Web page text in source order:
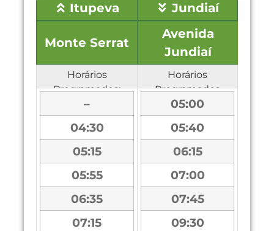
Itupeva Jundiaí
Monte Serrat
Avenida
Jundiaí
Horários
Programados:
Horários
Programados
–
04:30
05:15
05:55
06:35
07:15
05:00
05:40
06:15
07:00
07:45
09:30